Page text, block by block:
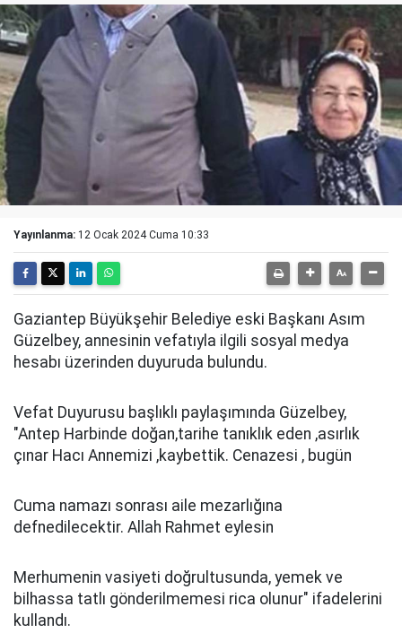
Yayınlanma: 12 Ocak 2024 Cuma 10:33
Gaziantep Büyükşehir Belediye eski Başkanı Asım
Güzelbey, annesinin vefatıyla ilgili sosyal medya
hesabı üzerinden duyuruda bulundu.
Vefat Duyurusu başlıklı paylaşımında Güzelbey,
"Antep Harbinde doğan,tarihe tanıklık eden ,asırlık
çınar Hacı Annemizi ,kaybettik. Cenazesi , bugün
Cuma namazı sonrası aile mezarlığına
defnedilecektir. Allah Rahmet eylesin
Merhumenin vasiyeti doğrultusunda, yemek ve
bilhassa tatlı gönderilmemesi rica olunur" ifadelerini
kullandı.